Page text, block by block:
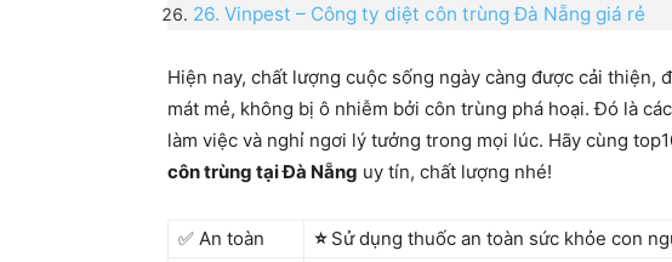
26. Vinpest – Công ty diệt côn trùng Đà Nẵng giá rẻ
Hiện nay, chất lượng cuộc sống ngày càng được cải thiện,
mát mẻ, không bị ô nhiễm bởi côn trùng phá hoại. Đó là
làm việc và nghỉ ngơi lý tưởng trong mọi lúc. Hãy cùng
côn trùng tại Đà Nẵng uy tín, chất lượng nhé!
✅ An toàn ⭐ Sử dụng thuốc an toàn sức khỏe con